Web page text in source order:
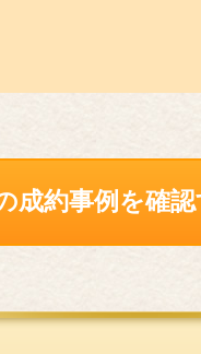
成約事例を確